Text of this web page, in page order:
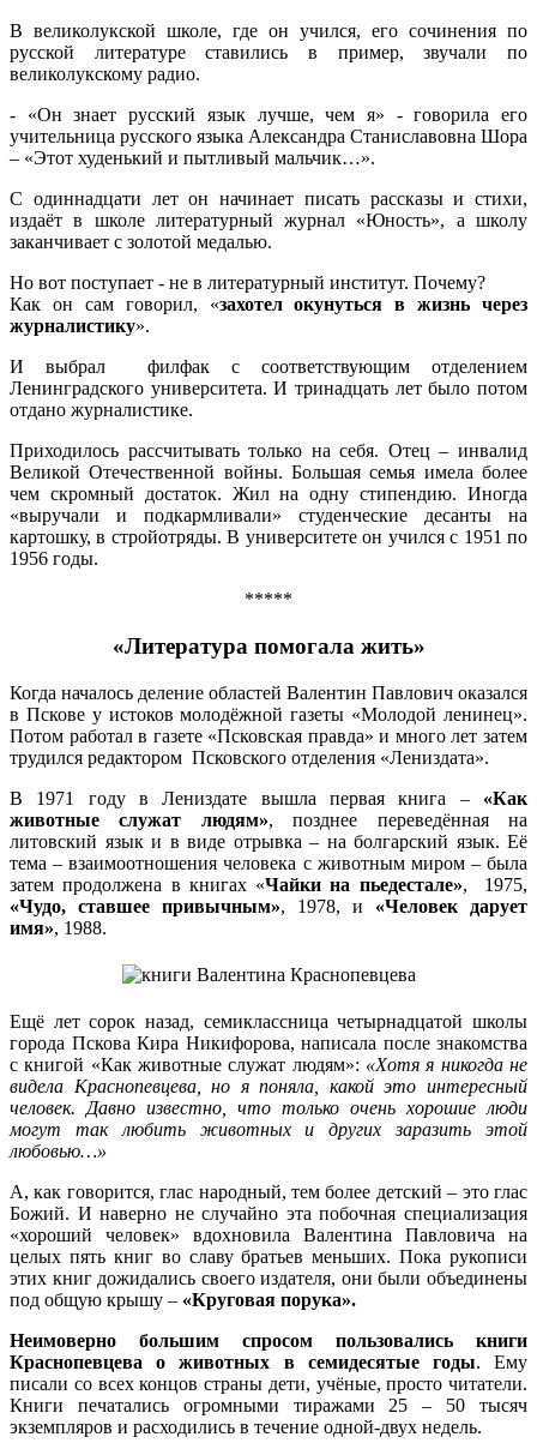
В великолукской школе, где он учился, его сочинения по
русской литературе ставились в пример, звучали по
великолукскому радио.
- «Он знает русский язык лучше, чем я» - говорила его
учительница русского языка Александра Станиславовна Шора
– «Этот худенький и пытливый мальчик…».
С одиннадцати лет он начинает писать рассказы и стихи,
издаёт в школе литературный журнал «Юность», а школу
заканчивает с золотой медалью.
Но вот поступает - не в литературный институт. Почему?
Как он сам говорил, «захотел окунуться в жизнь через
журналистику».
И выбрал филфак с соответствующим отделением
Ленинградского университета. И тринадцать лет было потом
отдано журналистике.
Приходилось рассчитывать только на себя. Отец – инвалид
Великой Отечественной войны. Большая семья имела более
чем скромный достаток. Жил на одну стипендию. Иногда
«выручали и подкармливали» студенческие десанты на
картошку, в стройотряды. В университете он учился с 1951 по
1956 годы.
*****
«Литература помогала жить»
Когда началось деление областей Валентин Павлович оказался
в Пскове у истоков молодёжной газеты «Молодой ленинец».
Потом работал в газете «Псковская правда» и много лет затем
трудился редактором Псковского отделения «Лениздата».
В 1971 году в Лениздате вышла первая книга – «Как
животные служат людям», позднее переведённая на
литовский язык и в виде отрывка – на болгарский язык. Её
тема – взаимоотношения человека с животным миром – была
затем продолжена в книгах «Чайки на пьедестале», 1975,
«Чудо, ставшее привычным», 1978, и «Человек дарует
имя», 1988.
Ещё лет сорок назад, семиклассница четырнадцатой школы
города Пскова Кира Никифорова, написала после знакомства
с книгой «Как животные служат людям»: «Хотя я никогда не
видела Краснопевцева, но я поняла, какой это интересный
человек. Давно известно, что только очень хорошие люди
могут так любить животных и других заразить этой
любовью…»
А, как говорится, глас народный, тем более детский – это глас
Божий. И наверно не случайно эта побочная специализация
«хороший человек» вдохновила Валентина Павловича на
целых пять книг во славу братьев меньших. Пока рукописи
этих книг дожидались своего издателя, они были объединены
под общую крышу – «Круговая порука».
Неимоверно большим спросом пользовались книги
Краснопевцева о животных в семидесятые годы. Ему
писали со всех концов страны дети, учёные, просто читатели.
Книги печатались огромными тиражами 25 – 50 тысяч
экземпляров и расходились в течение одной-двух недель.